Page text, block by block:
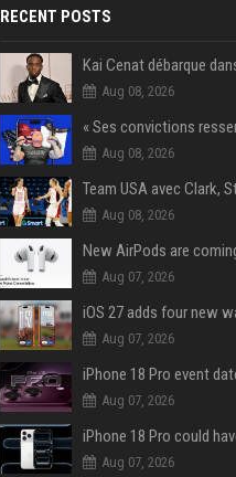
RECENT POSTS
Aug 08, 2026
Aug 08, 2026
Aug 08, 2026
Aug 07, 2026
Aug 07, 2026
Aug 07, 2026
Aug 07, 2026